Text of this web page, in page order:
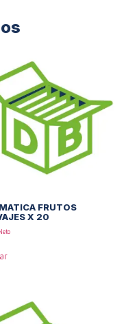
FRUTOS
X 20